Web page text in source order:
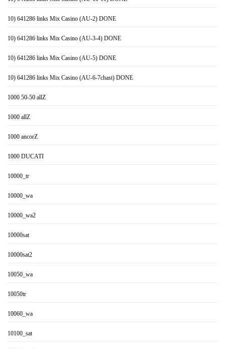
10) 641286 links Mix Casino (AU-2) DONE
10) 641286 links Mix Casino (AU-3-4) DONE
10) 641286 links Mix Casino (AU-5) DONE
10) 641286 links Mix Casino (AU-6-7chast) DONE
1000 50-50 allZ
1000 allZ
1000 ancorZ
1000 DUCATI
10000_tr
10000_wa
10000_wa2
10000sat
10000sat2
10050_wa
10050tr
10060_wa
10100_sat